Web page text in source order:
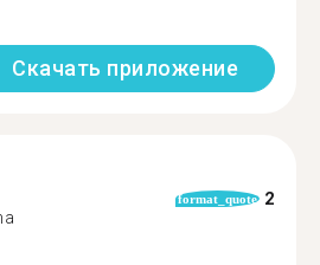
Скачать приложение
format_quote 2